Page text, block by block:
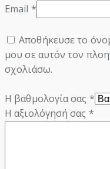
Email *
Αποθήκευσε το
μου σε αυτόν τον
σχολιάσω.
Η βαθμολογία σας *
Η αξιολόγησή σας *